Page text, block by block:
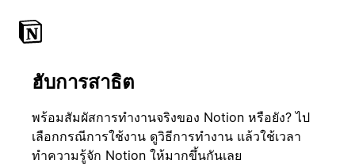
ฮับการสาธิต
พร้อมสัมผัสการทำงานจริงของ Notion หรือยัง? ไป
เลือกกรณีการใช้งาน ดูวิธีการทำงาน แล้วใช้เวลา
ทำความรู้จัก Notion ให้มากขึ้นกันเลย